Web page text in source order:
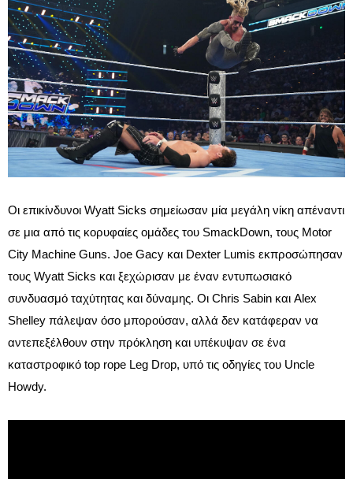
Οι επικίνδυνοι Wyatt Sicks σημείωσαν μία μεγάλη νίκη απέναντι
σε μια από τις κορυφαίες ομάδες του SmackDown, τους Motor
City Machine Guns. Joe Gacy και Dexter Lumis εκπροσώπησαν
τους Wyatt Sicks και ξεχώρισαν με έναν εντυπωσιακό
συνδυασμό ταχύτητας και δύναμης. Οι Chris Sabin και Alex
Shelley πάλεψαν όσο μπορούσαν, αλλά δεν κατάφεραν να
αντεπεξέλθουν στην πρόκληση και υπέκυψαν σε ένα
καταστροφικό top rope Leg Drop, υπό τις οδηγίες του Uncle
Howdy.